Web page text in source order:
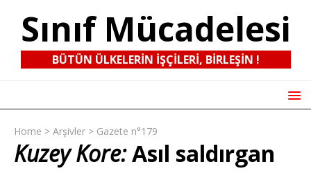
Sınıf Mücadelesi
BÜTÜN ÜLKELERIN IŞÇILERI, BIRLEŞIN !
Home > Arşivler > Gazete n°179
Kuzey Kore:Asıl saldırgan